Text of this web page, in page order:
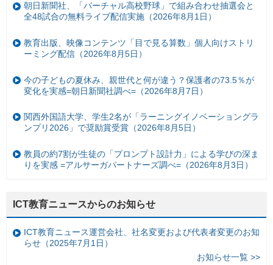
朝日新聞社、「バーチャル高校野球」で組み合わせ抽選会と
全48試合の無料ライブ配信実施（2026年8月1日）
教育出版、映像コンテンツ「目で見る算数」個人向けストリ
ーミング配信（2026年8月5日）
今の子どもの夏休み、親世代と何が違う？保護者の73.5％が
変化を実感=朝日新聞社調べ=（2026年8月7日）
関西外国語大学、学生2名が「ラーニングイノベーショングラ
ンプリ2026」で奨励賞受賞（2026年8月5日）
教員の約7割が生徒の「プロンプト設計力」による学びの深ま
りを実感 =アルサーガパートナーズ調べ=（2026年8月3日）
ICT教育ニュースからのお知らせ
ICT教育ニュース運営会社、社名変更および代表者変更のお知
らせ（2025年7月1日）
お知らせ一覧 >>